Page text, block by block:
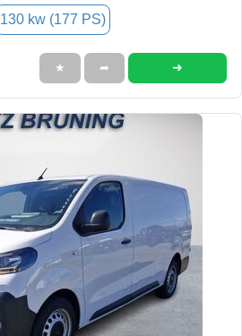
130 kw (177 PS)
★ ➦ ➜